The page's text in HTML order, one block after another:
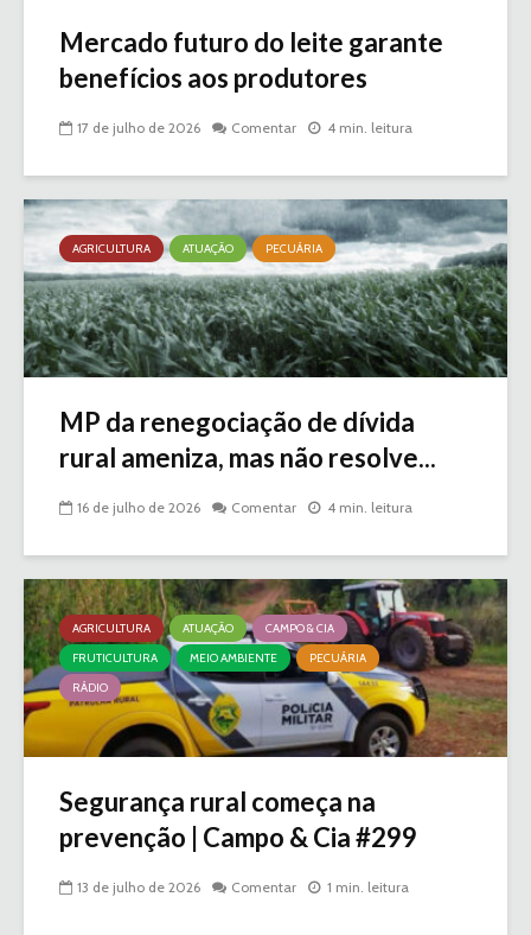
Mercado futuro do leite garante
benefícios aos produtores
17 de julho de 2026 Comentar 4 min. leitura
AGRICULTURA ATUAÇÃO PECUÁRIA
MP da renegociação de dívida
rural ameniza, mas não resolve...
16 de julho de 2026 Comentar 4 min. leitura
AGRICULTURA ATUAÇÃO
CAMPO & CIA
FRUTICULTURA
MEIO AMBIENTE
PECUÁRIA
RÁDIO
Segurança rural começa na
prevenção | Campo & Cia #299
13 de julho de 2026 Comentar 1 min. leitura